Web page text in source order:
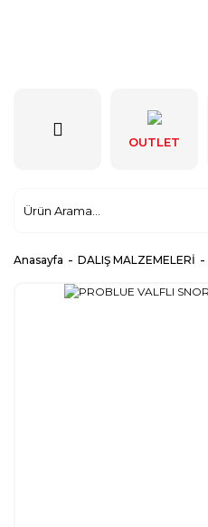
OUTLET
Anasayfa DALIŞ MALZEMELERİ